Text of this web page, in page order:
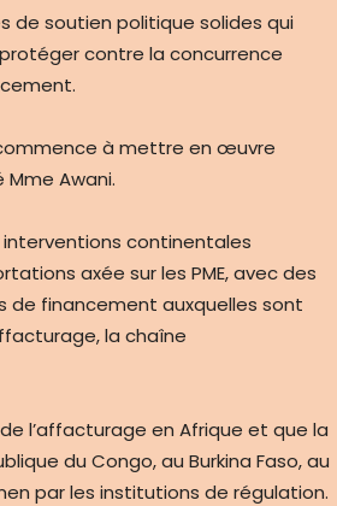
de soutien politique solides qui
contre la concurrence
à mettre en œuvre
Awani.
interventions continentales
axée sur les PME, avec des
de financement auxquelles sont
la chaîne
l’affacturage en Afrique et que la
du Congo, au Burkina Faso, au
par les institutions de régulation.